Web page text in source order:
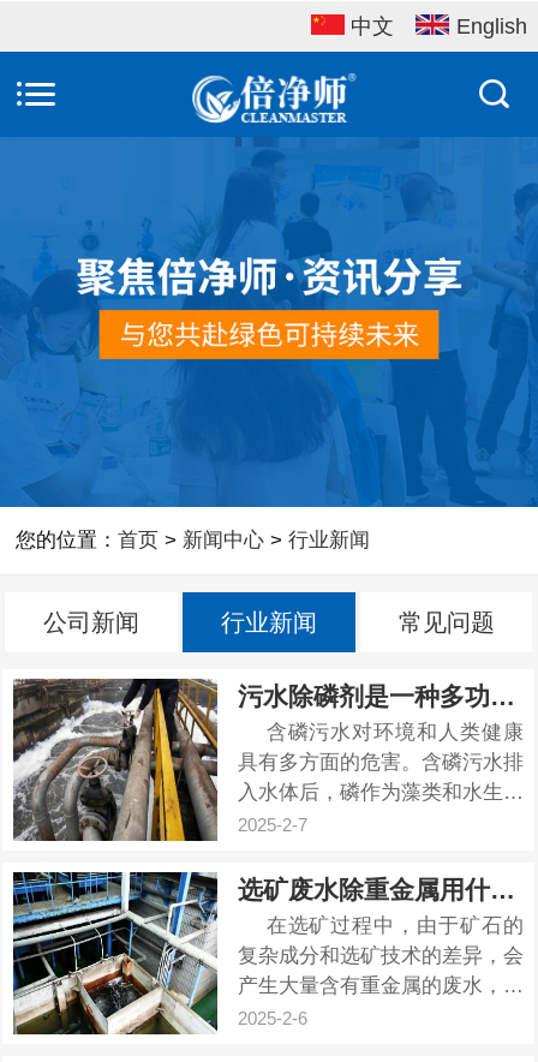
中文 English
您的位置：首页 > 新闻中心 >行业新闻
公司新闻 行业新闻 常见问题
污水除磷剂是一种多功能高效除磷剂
含磷污水对环境和人类健康
具有多方面的危害。含磷污水排
入水体后，磷作为藻类和水生植
物生长的关键营养元素，会引发
殖，导致水体富营养化。总磷超
标可能导致饮用水中磷含量过
高，影响人体对钙的吸收，导致
骨质疏松等疾病。污水除磷剂是
一种用于...
2025-2-7
选矿废水除重金属用什么药剂
在选矿过程中，由于矿石的
复杂成分和选矿技术的差异，会
产生大量含有重金属的废水，如
矿石中的矿物质、泥沙和煤炭中
2025-2-6